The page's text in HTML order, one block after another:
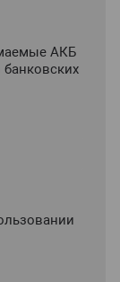
АКБ